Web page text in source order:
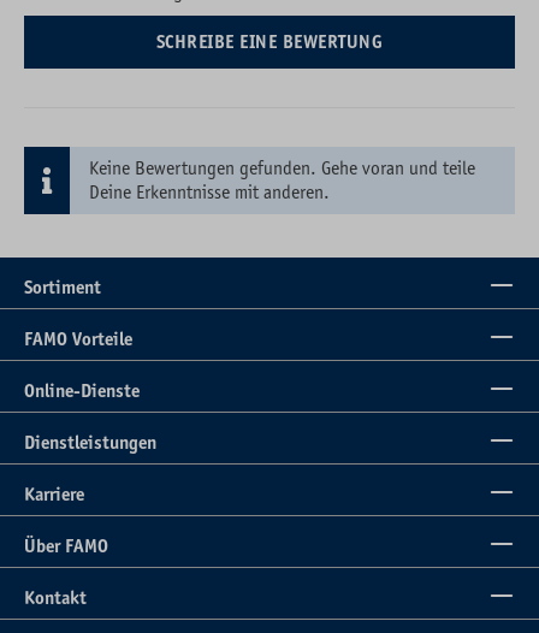
SCHREIBE EINE BEWERTUNG
Keine Bewertungen gefunden. Gehe voran und teile
Deine Erkenntnisse mit anderen.
Sortiment
FAMO Vorteile
Online-Dienste
Dienstleistungen
Karriere
Über FAMO
Kontakt